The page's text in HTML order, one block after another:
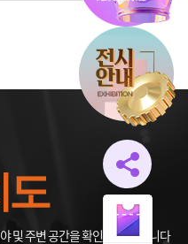
도
및 주변 공간을 확인할 수 있습니다